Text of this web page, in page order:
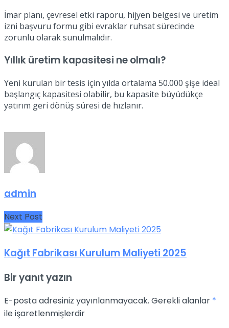
İmar planı, çevresel etki raporu, hijyen belgesi ve üretim
izni başvuru formu gibi evraklar ruhsat sürecinde
zorunlu olarak sunulmalıdır.
Yıllık üretim kapasitesi ne olmalı?
Yeni kurulan bir tesis için yılda ortalama 50.000 şişe ideal
başlangıç kapasitesi olabilir, bu kapasite büyüdükçe
yatırım geri dönüş süresi de hızlanır.
admin
Next Post
Kağıt Fabrikası Kurulum Maliyeti 2025
Bir yanıt yazın
E-posta adresiniz yayınlanmayacak. Gerekli alanlar *
ile işaretlenmişlerdir